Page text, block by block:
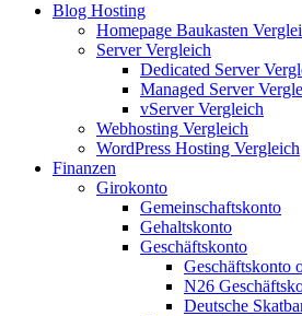
Blog Hosting
Homepage Baukasten
Server Vergleich
Dedicated Server
Managed Server
vServer Vergleich
Webhosting Vergleich
WordPress Hosting Vergleich
Finanzen
Girokonto
Gemeinschaftskonto
Gehaltskonto
Geschäftskonto
Geschäftskonto
N26
Deutsche